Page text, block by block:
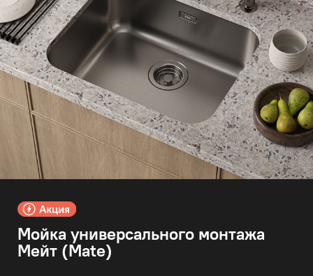
Мойка универсального монтажа
Мейт (Mate)